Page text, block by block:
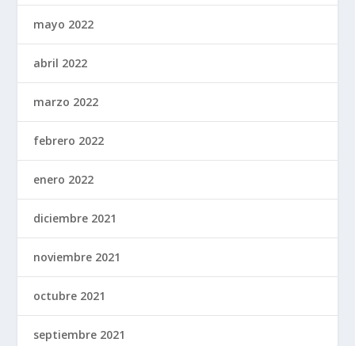
mayo 2022
abril 2022
marzo 2022
febrero 2022
enero 2022
diciembre 2021
noviembre 2021
octubre 2021
septiembre 2021